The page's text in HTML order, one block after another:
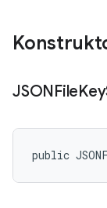
JSONFileKey
public